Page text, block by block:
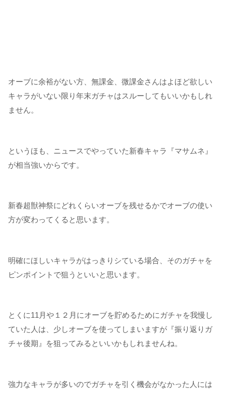
オーブに余裕がない方、無課金、微課金さんはよほど欲しい
キャラがいない限り年末ガチャはスルーしてもいいかもしれ
ません。
というほも、ニュースでやっていた新春キャラ『マサムネ』
が相当強いからです。
新春超獣神祭にどれくらいオーブを残せるかでオーブの使い
方が変わってくると思います。
明確にほしいキャラがはっきりシている場合、そのガチャを
ピンポイントで狙うといいと思います。
とくに11月や１２月にオーブを貯めるためにガチャを我慢し
ていた人は、少しオーブを使ってしまいますが『振り返りガ
チャ後期』を狙ってみるといいかもしれませんね。
強力なキャラが多いのでガチャを引く機会がなかった人には